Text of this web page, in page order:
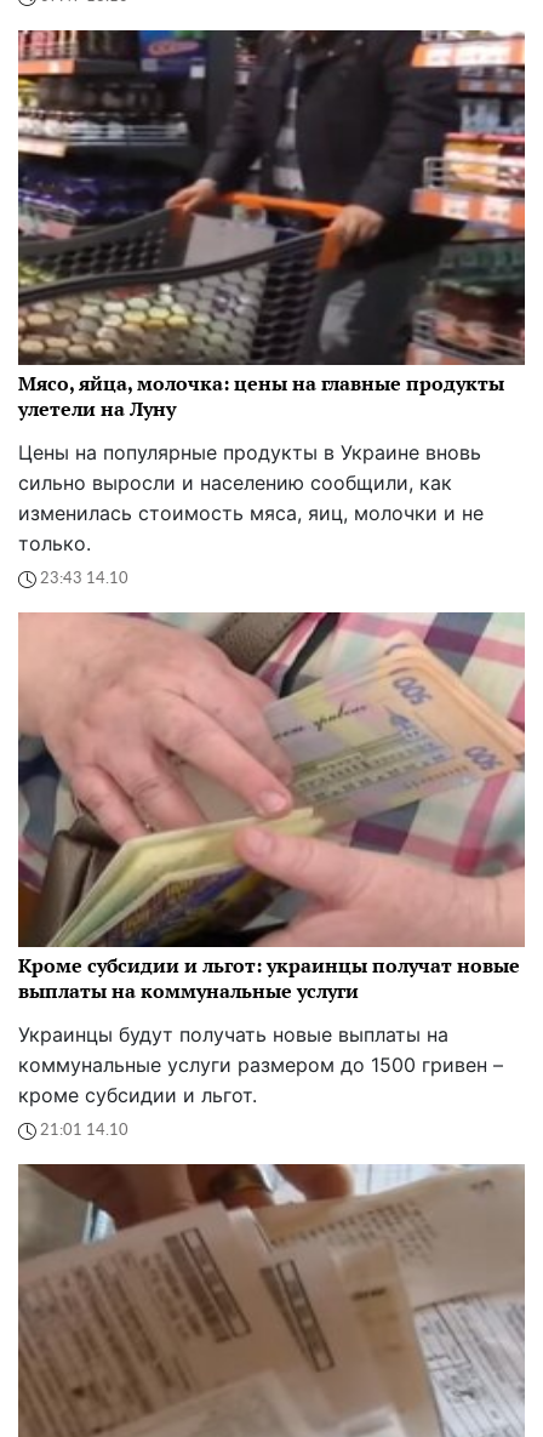
Мясо, яйца, молочка: цены на главные продукты
улетели на Луну
Цены на популярные продукты в Украине вновь
сильно выросли и населению сообщили, как
изменилась стоимость мяса, яиц, молочки и не
только.
23:43 14.10
Кроме субсидии и льгот: украинцы получат новые
выплаты на коммунальные услуги
Украинцы будут получать новые выплаты на
коммунальные услуги размером до 1500 гривен –
кроме субсидии и льгот.
21:01 14.10